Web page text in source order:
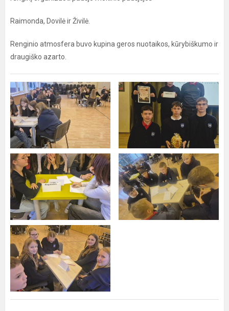
Raimonda, Dovilė ir Živilė.
Renginio atmosfera buvo kupina geros nuotaikos, kūrybiškumo ir
draugiško azarto.